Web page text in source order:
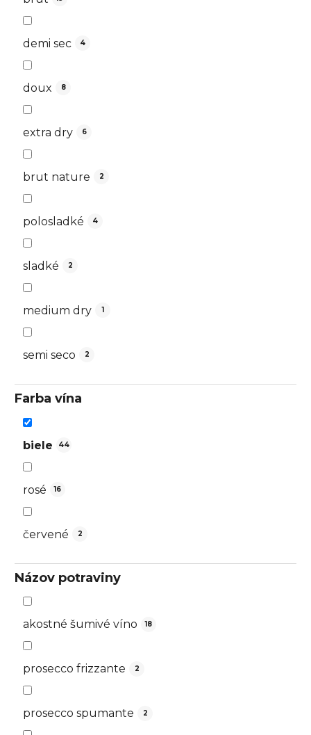
demi sec 4
doux 8
extra dry 6
brut nature 2
polosladké 4
sladké 2
medium dry 1
semi seco 2
Farba vína
biele 44
rosé 16
červené 2
Názov potraviny
akostné šumivé víno 18
prosecco frizzante 2
prosecco spumante 2